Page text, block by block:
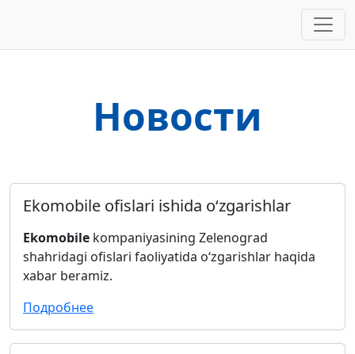
Новости
Ekomobile ofislari ishida o‘zgarishlar
Ekomobile kompaniyasining Zelenograd
shahridagi ofislari faoliyatida o‘zgarishlar haqida
xabar beramiz.
Подробнее